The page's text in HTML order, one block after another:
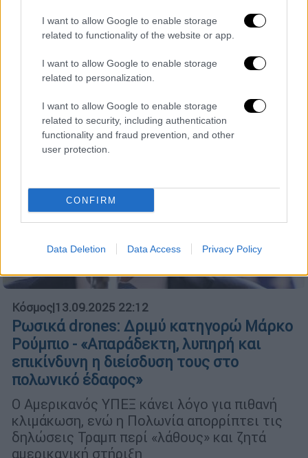
I want to allow Google to enable storage
related to functionality of the website or app.
I want to allow Google to enable storage
related to personalization.
I want to allow Google to enable storage
related to security, including authentication
functionality and fraud prevention, and other
user protection.
CONFIRM
Data Deletion Data Access Privacy Policy
στην πλατεία Συντάγματος
Οι πέντε εμπλεκόμενοι προσήχθησαν στο ΑΤ
Κόσμος|13.09.2025 22:12
Ρωσικά drones: Δριμύ κατηγορώ Μάρκο
Ρούμπιο - «Απαράδεκτη, λυπηρή και
επικίνδυνη η διείσδυση τους στο
πολωνικό έδαφος»
Ο Αμερικανός ΥΠΕΞ κάνει λόγο για πιθανή
κλιμάκωση, ενώ η Πολωνία απορρίπτει τις
δηλώσεις Τραμπ περί «λάθους» και ζητά
αμερικανική στήριξη